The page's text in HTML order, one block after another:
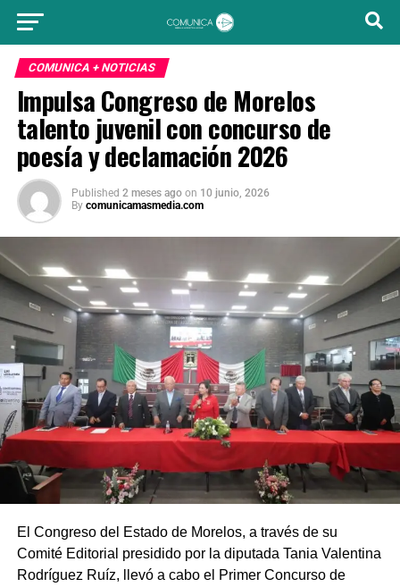
COMUNICA + NOTICIAS
Impulsa Congreso de Morelos
talento juvenil con concurso de
poesía y declamación 2026
Published 2 meses ago on 10 junio, 2026
By comunicamasmedia.com
El Congreso del Estado de Morelos, a través de su
Comité Editorial presidido por la diputada Tania Valentina
Rodríguez Ruíz, llevó a cabo el Primer Concurso de